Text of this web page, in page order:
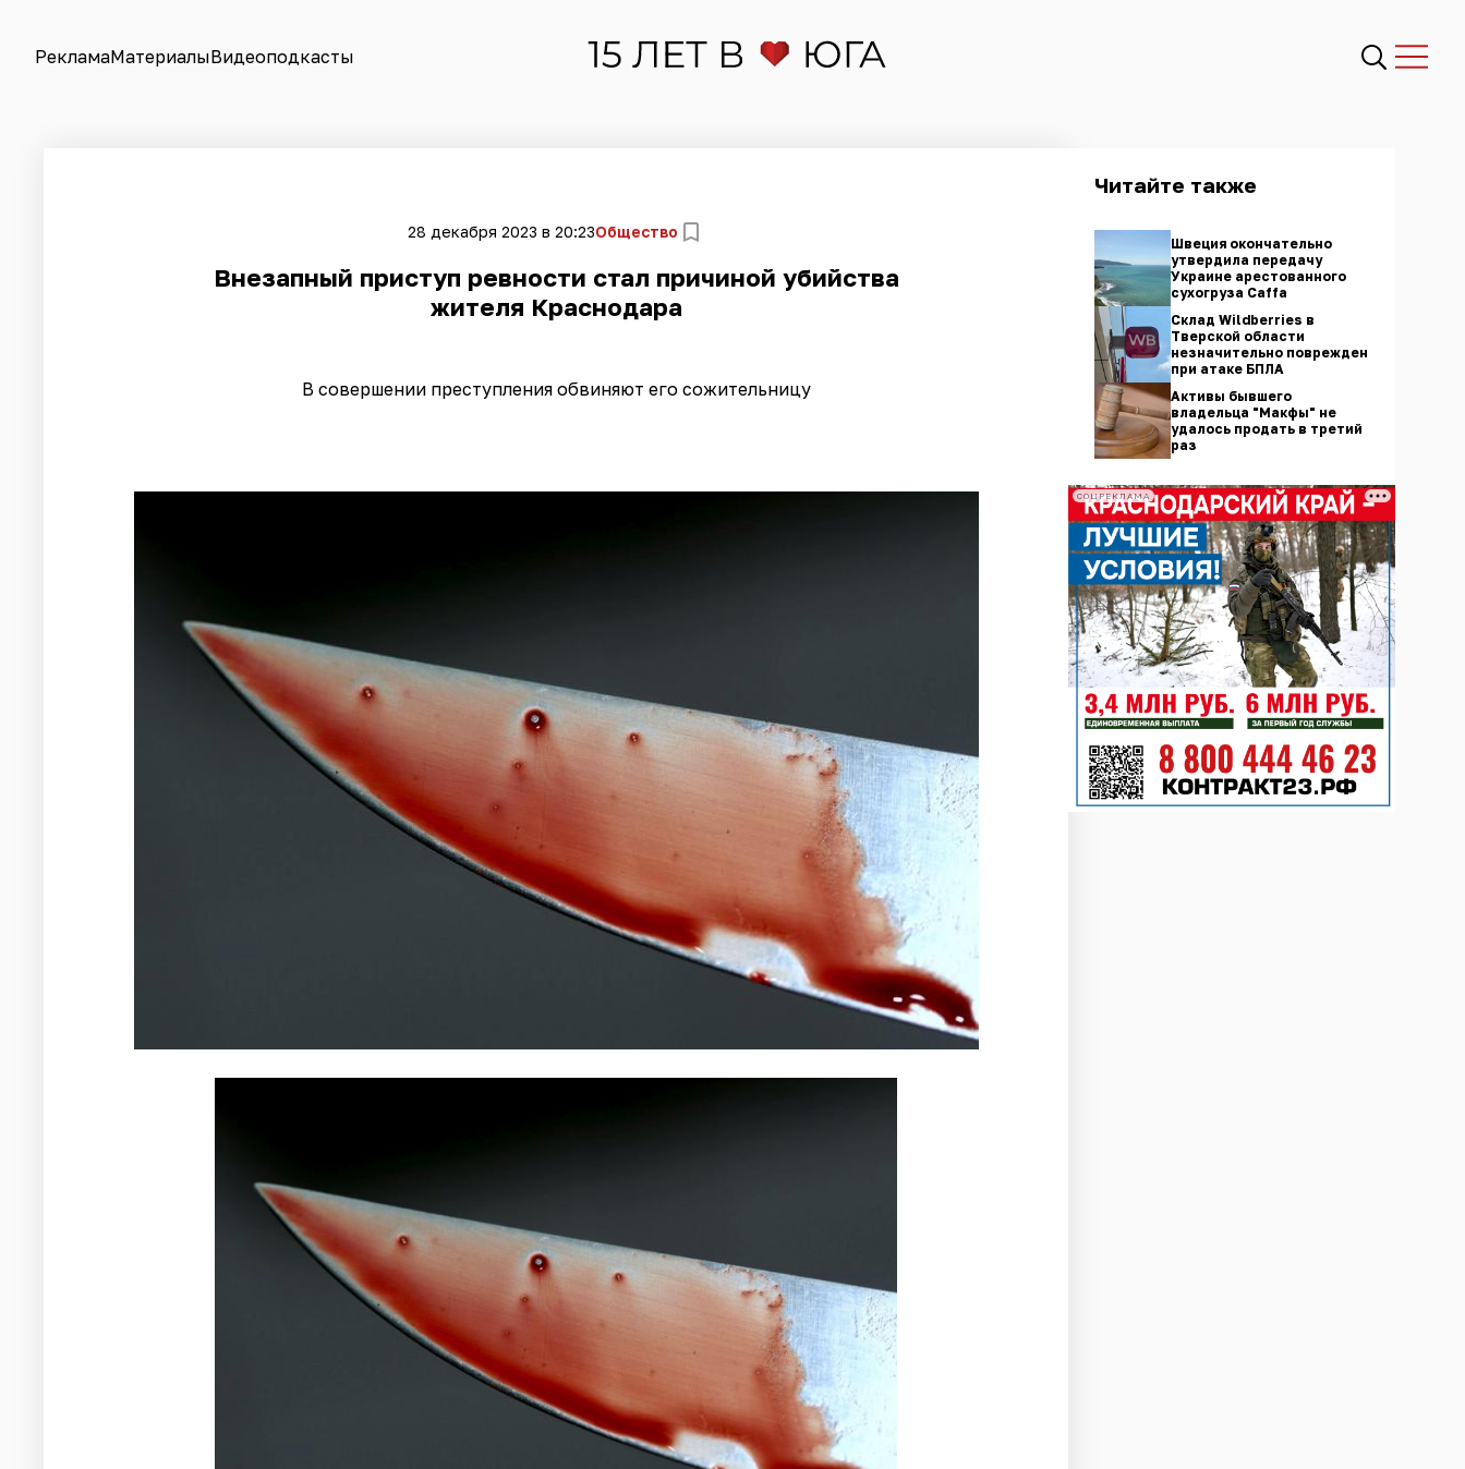
РекламаМатериалыВидеоподкасты
28 декабря 2023 в 20:23Общество
Внезапный приступ ревности стал причиной убийства
жителя Краснодара
В совершении преступления обвиняют его сожительницу
Читайте также
Швеция окончательно
утвердила передачу
Украине арестованного
сухогруза Caffа
Склад Wildberries в
Тверской области
незначительно поврежден
при атаке БПЛА
Активы бывшего
владельца "Макфы" не
удалось продать в третий
раз
СОЦРЕКЛАМА